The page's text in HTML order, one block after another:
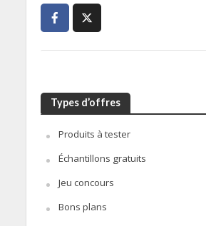
Types d’offres
Produits à tester
Échantillons gratuits
Jeu concours
Bons plans